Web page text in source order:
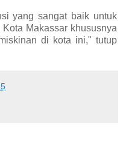
yang sangat baik untuk
Makassar khususnya
di kota ini," tutup